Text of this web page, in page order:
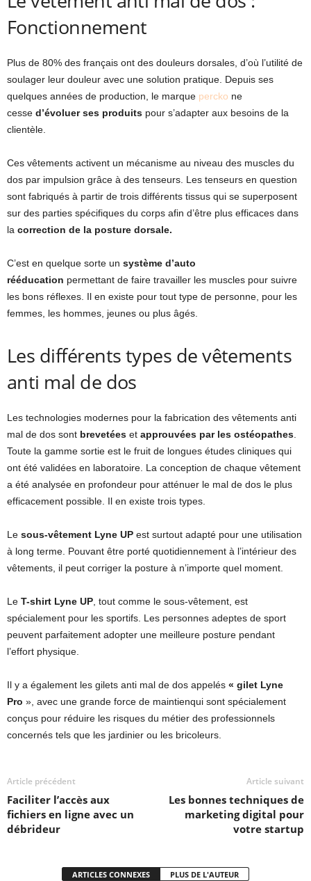
Fonctionnement
Plus de 80% des français ont des douleurs dorsales, d’où l’utilité de
soulager leur douleur avec une solution pratique. Depuis ses
quelques années de production, le marque percko ne
cesse d’évoluer ses produits pour s’adapter aux besoins de la
clientèle.
Ces vêtements activent un mécanisme au niveau des muscles du
dos par impulsion grâce à des tenseurs. Les tenseurs en question
sont fabriqués à partir de trois différents tissus qui se superposent
sur des parties spécifiques du corps afin d’être plus efficaces dans
la correction de la posture dorsale.
C’est en quelque sorte un système d’auto
rééducation permettant de faire travailler les muscles pour suivre
les bons réflexes. Il en existe pour tout type de personne, pour les
femmes, les hommes, jeunes ou plus âgés.
Les différents types de vêtements
anti mal de dos
Les technologies modernes pour la fabrication des vêtements anti
mal de dos sont brevetées et approuvées par les ostéopathes.
Toute la gamme sortie est le fruit de longues études cliniques qui
ont été validées en laboratoire. La conception de chaque vêtement
a été analysée en profondeur pour atténuer le mal de dos le plus
efficacement possible. Il en existe trois types.
Le sous-vêtement Lyne UP est surtout adapté pour une utilisation
à long terme. Pouvant être porté quotidiennement à l’intérieur des
vêtements, il peut corriger la posture à n’importe quel moment.
Le T-shirt Lyne UP, tout comme le sous-vêtement, est
spécialement pour les sportifs. Les personnes adeptes de sport
peuvent parfaitement adopter une meilleure posture pendant
l’effort physique.
Il y a également les gilets anti mal de dos appelés « gilet Lyne
Pro », avec une grande force de maintienqui sont spécialement
conçus pour réduire les risques du métier des professionnels
concernés tels que les jardinier ou les bricoleurs.
Article précédent
Faciliter l’accès aux
fichiers en ligne avec un
débrideur
Article suivant
Les bonnes techniques de
marketing digital pour
votre startup
ARTICLES CONNEXES PLUS DE L'AUTEUR